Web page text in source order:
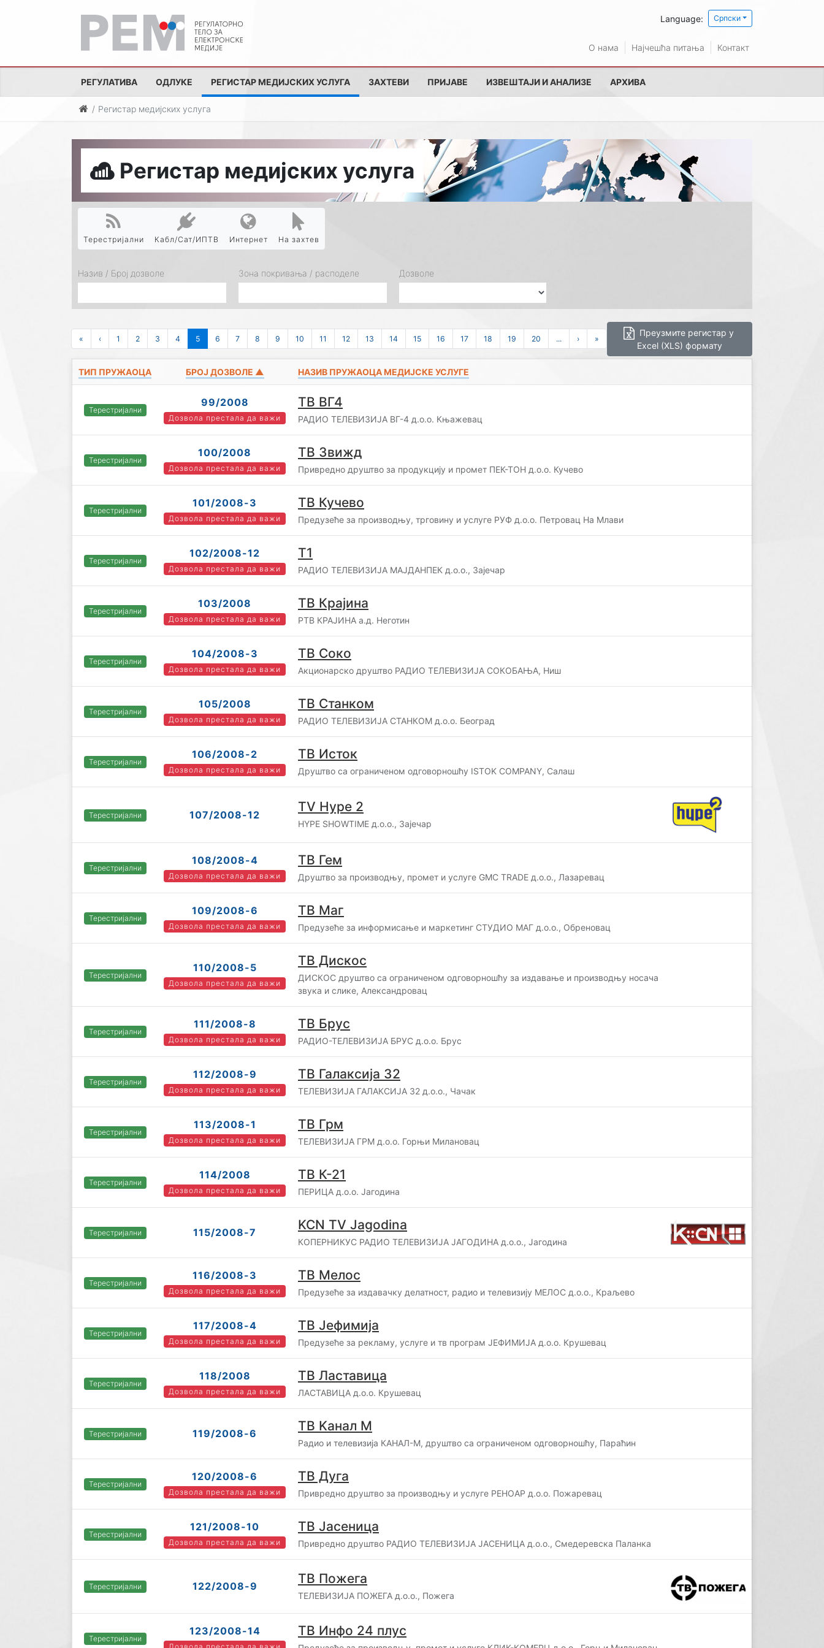
Language: Српски
О нама Најчешћа питања Контакт
РЕГУЛАТИВА ОДЛУКЕ РЕГИСТАР МЕДИЈСКИХ УСЛУГА ЗАХТЕВИ ПРИЈАВЕ ИЗВЕШТАЈИ И АНАЛИЗЕ АРХИВА
Регистар медијских услуга
Регистар медијских услуга
Терестријални Кабл/Сат/ИПТВ Интернет На захтев
Назив / Број дозволе Зона покривања / расподеле Дозволе
« ‹ 1 2 3 4 5 6 7 8 9 10 11 12 13 14 15 16 17 18 19 20 ... › »
Преузмите регистар у
Excel (XLS) формату
ТИП ПРУЖАОЦА БРОЈ ДОЗВОЛЕ ▲ НАЗИВ ПРУЖАОЦА МЕДИЈСКЕ УСЛУГЕ
Терестријални
99/2008
Дозвола престала да важи
ТВ ВГ4
РАДИО ТЕЛЕВИЗИЈА ВГ-4 д.о.о. Књажевац
Терестријални
100/2008
Дозвола престала да важи
ТВ Звижд
Привредно друштво за продукцију и промет ПЕК-ТОН д.о.о. Кучево
Терестријални
101/2008-3
Дозвола престала да важи
ТВ Кучево
Предузеће за производњу, трговину и услуге РУФ д.о.о. Петровац На Млави
Терестријални
102/2008-12
Дозвола престала да важи
Т1
РАДИО ТЕЛЕВИЗИЈА МАЈДАНПЕК д.о.о., Зајечар
Терестријални
103/2008
Дозвола престала да важи
ТВ Крајина
РТВ КРАЈИНА а.д. Неготин
Терестријални
104/2008-3
Дозвола престала да важи
ТВ Соко
Акционарско друштво РАДИО ТЕЛЕВИЗИЈА СОКОБАЊА, Ниш
Терестријални
105/2008
Дозвола престала да важи
ТВ Станком
РАДИО ТЕЛЕВИЗИЈА СТАНКОМ д.о.о. Београд
Терестријални
106/2008-2
Дозвола престала да важи
ТВ Исток
Друштво са ограниченом одговорношћу ISTOK COMPANY, Салаш
Терестријални 107/2008-12
TV Hype 2
HYPE SHOWTIME д.о.о., Зајечар
Терестријални
108/2008-4
Дозвола престала да важи
ТВ Гем
Друштво за производњу, промет и услуге GMC TRADE д.о.о., Лазаревац
Терестријални
109/2008-6
Дозвола престала да важи
ТВ Маг
Предузеће за информисање и маркетинг СТУДИО МАГ д.о.о., Обреновац
Терестријални
110/2008-5
Дозвола престала да важи
ТВ Дискос
ДИСКОС друштво са ограниченом одговорношћу за издавање и производњу носача
звука и слике, Александровац
Терестријални
111/2008-8
Дозвола престала да важи
ТВ Брус
РАДИО-ТЕЛЕВИЗИЈА БРУС д.о.о. Брус
Терестријални
112/2008-9
Дозвола престала да важи
ТВ Галаксија 32
ТЕЛЕВИЗИЈА ГАЛАКСИЈА 32 д.о.о., Чачак
Терестријални
113/2008-1
Дозвола престала да важи
ТВ Грм
ТЕЛЕВИЗИЈА ГРМ д.о.о. Горњи Милановац
Терестријални
114/2008
Дозвола престала да важи
ТВ К-21
ПЕРИЦА д.о.о. Јагодина
Терестријални 115/2008-7 KCN TV Jagodina
КОПЕРНИКУС РАДИО ТЕЛЕВИЗИЈА ЈАГОДИНА д.о.о., Јагодина
Терестријални
116/2008-3
Дозвола престала да важи
ТВ Мелос
Предузеће за издавачку делатност, радио и телевизију МЕЛОС д.о.о., Краљево
Терестријални
117/2008-4
Дозвола престала да важи
ТВ Јефимија
Предузеће за рекламу, услуге и тв програм ЈЕФИМИЈА д.о.о. Крушевац
Терестријални
118/2008
Дозвола престала да важи
ТВ Ластавица
ЛАСТАВИЦА д.о.о. Крушевац
Терестријални 119/2008-6 ТВ Kанал М
Радио и телевизија КАНАЛ-М, друштво са ограниченом одговорношћу, Параћин
Терестријални
120/2008-6
Дозвола престала да важи
ТВ Дуга
Привредно друштво за производњу и услуге РЕНОАР д.о.о. Пожаревац
Терестријални
121/2008-10
Дозвола престала да важи
ТВ Јасеница
Привредно друштво РАДИО ТЕЛЕВИЗИЈА ЈАСЕНИЦА д.о.о., Смедеревска Паланка
Терестријални 122/2008-9 ТВ Пожега
ТЕЛЕВИЗИЈА ПОЖЕГА д.о.о., Пожега
Терестријални
123/2008-14 ТВ Инфо 24 плус